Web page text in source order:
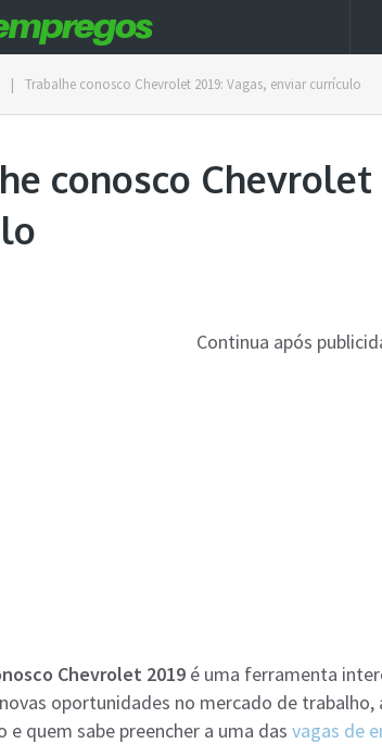
| Trabalhe conosco Chevrolet 2019: Vagas, enviar currículo
conosco Chevrolet
Continua após
Chevrolet 2019 é uma ferramenta
oportunidades no mercado de
e quem sabe preencher a uma das vagas de